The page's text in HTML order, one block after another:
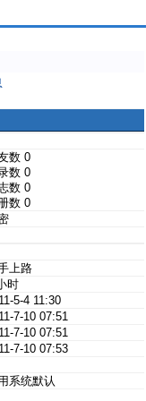
数 0
数 0
数 0
数 0
上路
时
5-4 11:30
7-10 07:51
7-10 07:51
7-10 07:53
系统默认